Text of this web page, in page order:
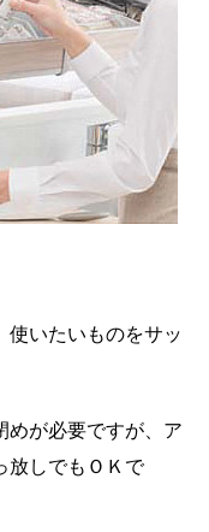
使いたいものをサッ
めが必要ですが、ア
放しでもＯＫで